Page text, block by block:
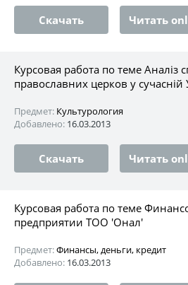
Скачать Читать
Курсовая работа по теме Аналіз
православних церков у сучасній
Предмет: Культурология
Добавлено: 16.03.2013
Скачать Читать
Курсовая работа по теме
предприятии ТОО 'Онал'
Предмет:Финансы, деньги, кредит
Добавлено: 16.03.2013